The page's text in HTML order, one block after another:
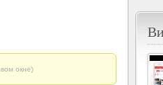
окне)